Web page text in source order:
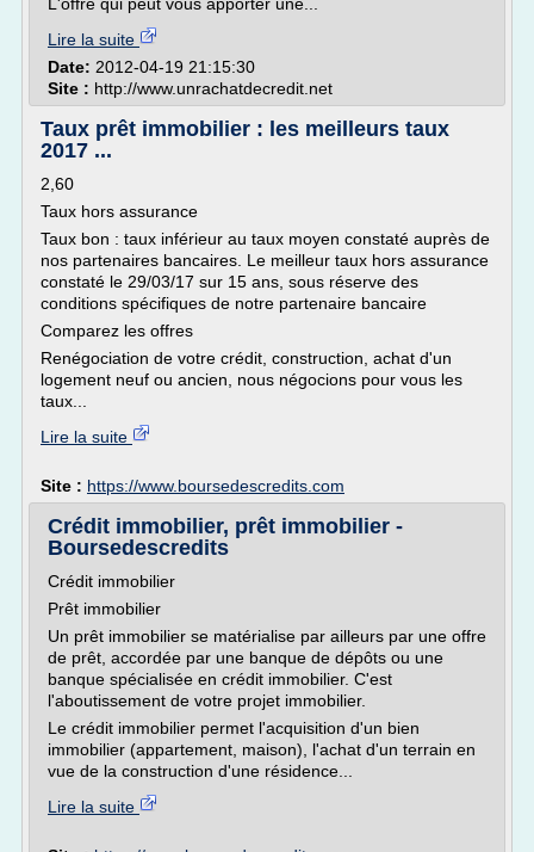
Lire la suite
Date: 2012-04-19 21:15:30
Site : http://www.unrachatdecredit.net
Taux prêt immobilier : les meilleurs taux
2017 ...
2,60
Taux hors assurance
Taux bon : taux inférieur au taux moyen constaté auprès de
nos partenaires bancaires. Le meilleur taux hors assurance
constaté le 29/03/17 sur 15 ans, sous réserve des
conditions spécifiques de notre partenaire bancaire
Comparez les offres
Renégociation de votre crédit, construction, achat d'un
logement neuf ou ancien, nous négocions pour vous les
taux...
Lire la suite
Site : https://www.boursedescredits.com
Crédit immobilier, prêt immobilier -
Boursedescredits
Crédit immobilier
Prêt immobilier
Un prêt immobilier se matérialise par ailleurs par une offre
de prêt, accordée par une banque de dépôts ou une
banque spécialisée en crédit immobilier. C'est
l'aboutissement de votre projet immobilier.
Le crédit immobilier permet l'acquisition d'un bien
immobilier (appartement, maison), l'achat d'un terrain en
vue de la construction d'une résidence...
Lire la suite